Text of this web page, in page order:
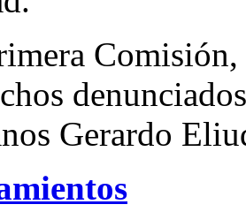
Gerardo